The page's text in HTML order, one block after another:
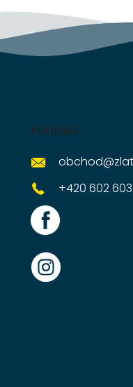
Kontakt
obchod@
+420 602